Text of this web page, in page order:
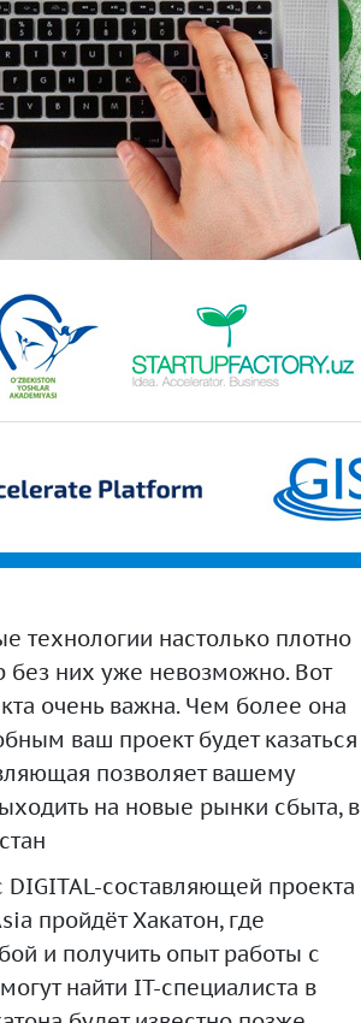
технологии настолько плотно
без них уже невозможно. Вот
очень важна. Чем более она
ваш проект будет казаться
позволяет вашему
на новые рынки сбыта, в
составляющей проекта
пройдёт Хакатон, где
и получить опыт работы с
найти IT-специалиста в